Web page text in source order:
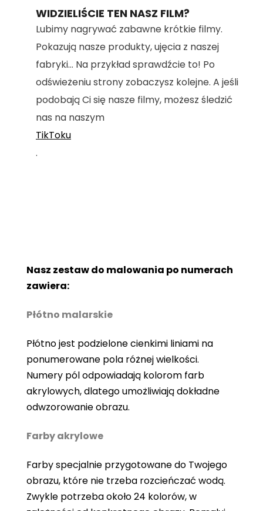
WIDZIELIŚCIE TEN NASZ FILM?
Lubimy nagrywać zabawne krótkie filmy.
Pokazują nasze produkty, ujęcia z naszej
fabryki... Na przykład sprawdźcie to! Po
odświeżeniu strony zobaczysz kolejne. A jeśli
podobają Ci się nasze filmy, możesz śledzić
nas na naszym
TikToku
.
Nasz zestaw do malowania po numerach
zawiera:
Płótno malarskie
Płótno jest podzielone cienkimi liniami na
ponumerowane pola różnej wielkości.
Numery pól odpowiadają kolorom farb
akrylowych, dlatego umożliwiają dokładne
odwzorowanie obrazu.
Farby akrylowe
Farby specjalnie przygotowane do Twojego
obrazu, które nie trzeba rozcieńczać wodą.
Zwykle potrzeba około 24 kolorów, w